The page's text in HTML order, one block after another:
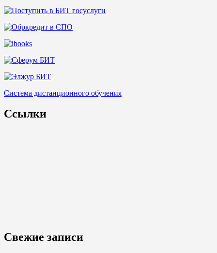
Система дистанционного обучения
Ссылки
Свежие записи